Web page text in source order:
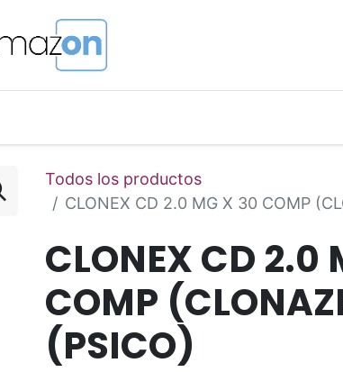
Todos los productos
CLONEX CD 2.0 MG X 30 COMP
CLONEX CD 2.0
COMP
(PSICO)